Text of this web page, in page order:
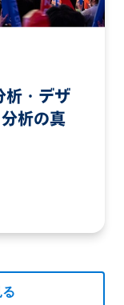
析・デザ
析の真